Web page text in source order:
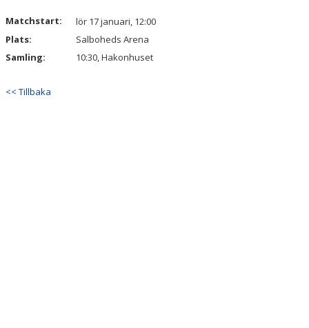
Matchstart:
lör 17 januari, 12:00
Plats:
Salboheds Arena
Samling:
10:30, Hakonhuset
<< Tillbaka